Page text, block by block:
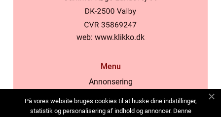
web: www.klikko.dk
Menu
Annonsering
Cookies
På vores website bruges cookies til at huske dine indstillinger,
statistik og personalisering af indhold og annoncer. Denne